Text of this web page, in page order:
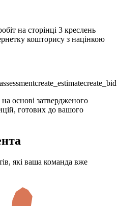
на сторінці 3 креслень
кошторису з націнкою
create_estimatecreate_bid
основі затвердженого
готових до вашого
які ваша команда вже